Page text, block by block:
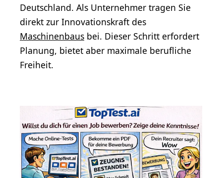
Deutschland. Als Unternehmer tragen Sie
direkt zur Innovationskraft des
Maschinenbaus bei. Dieser Schritt erfordert
Planung, bietet aber maximale berufliche
Freiheit.